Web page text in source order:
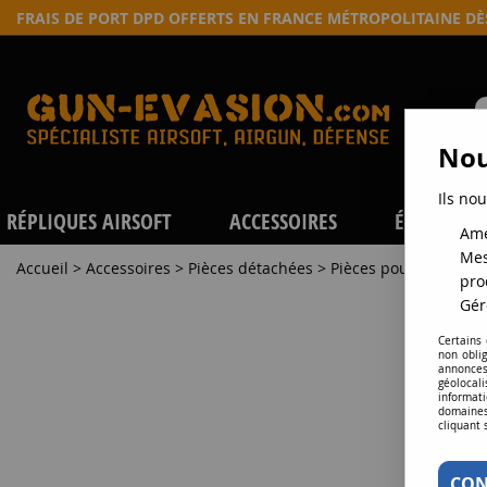
FRAIS DE PORT DPD OFFERTS EN FRANCE MÉTROPOLITAINE
RÉPLIQUES AIRSOFT ACCESSOIRES
Accueil > Accessoires > Pièces détachées > Pièces pour AEG >
Ils
Certains
non
cliquant